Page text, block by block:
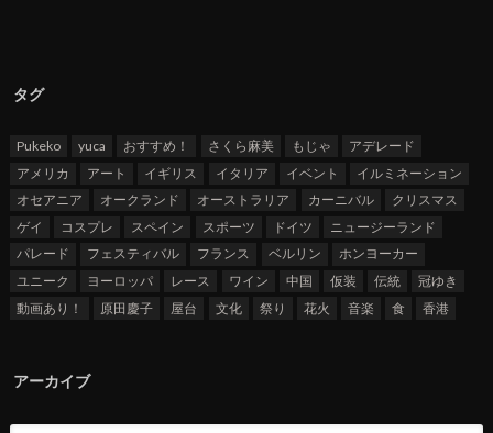
タグ
Pukeko yuca おすすめ！ さくら麻美 もじゃ
アデレード
アメリカ
アート イギリス イタリア イベント
イルミネーション
オセアニア
オークランド オーストラリア カーニバル
クリスマス
ゲイ
コスプレ スペイン スポーツ ドイツ
ニュージーランド
パレード
フェスティバル フランス ベルリン
ホンヨーカー
ユニーク
ヨーロッパ レース ワイン 中国 仮装 伝統
冠ゆき
動画あり！
原田慶子 屋台 文化 祭り 花火 音楽 食 香港
アーカイブ